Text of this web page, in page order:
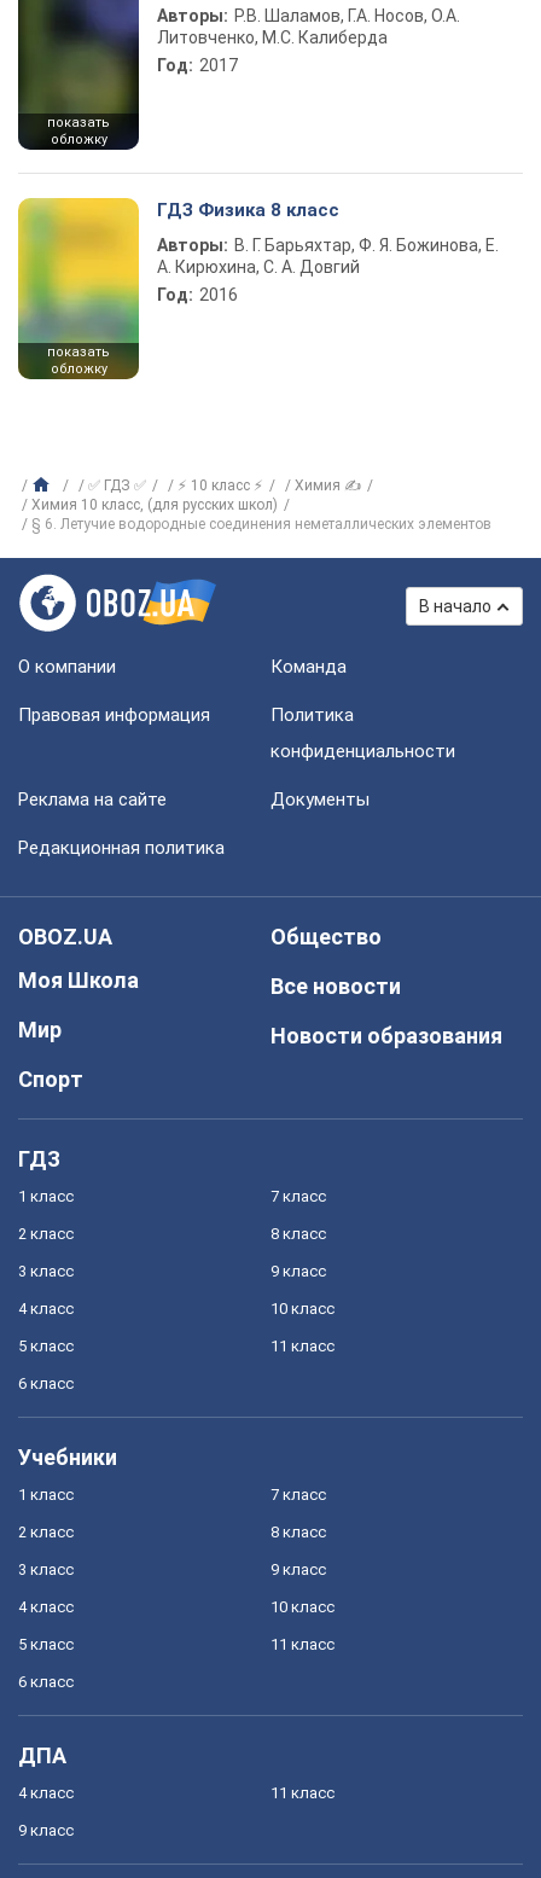
показать
обложку
Авторы: Р.В. Шаламов, Г.А. Носов, О.А.
Литовченко, М.С. Калиберда
Год: 2017
показать
обложку
ГДЗ Физика 8 класс
Авторы: В. Г. Барьяхтар, Ф. Я. Божинова, Е.
А. Кирюхина, С. А. Довгий
Год: 2016
✅ ГДЗ ✅ ⚡ 10 класс ⚡
Химия ✍
Химия 10 класс, (для русских школ)
§ 6. Летучие водородные соединения неметаллических элементов
В начало
О компании Команда
Правовая информация
Политика
конфиденциальности
Реклама на сайте Документы
Редакционная политика
OBOZ.UA
Моя Школа
Мир
Спорт
Общество
Все новости
Новости образования
ГДЗ
1 класс
2 класс
3 класс
4 класс
5 класс
6 класс
7 класс
8 класс
9 класс
10 класс
11 класс
Учебники
1 класс
2 класс
3 класс
4 класс
5 класс
6 класс
7 класс
8 класс
9 класс
10 класс
11 класс
ДПА
4 класс
9 класс
11 класс